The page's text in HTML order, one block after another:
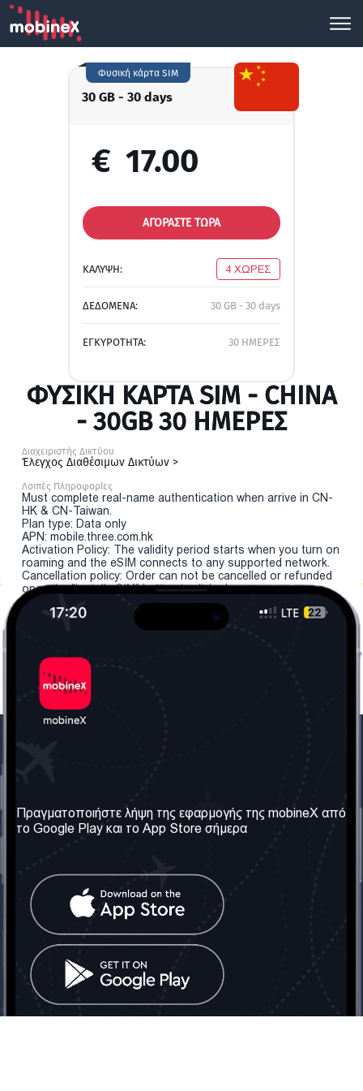
30 GB - 30 days
Φυσική κάρτα SIM
€ 17.00
ΑΓΟΡΑΣΤΕ ΤΩΡΑ
ΚΑΛΥΨΗ: 4 ΧΩΡΕΣ
ΔΕΔΟΜΕΝΑ: 30 GB - 30 days
ΕΓΚΥΡΟΤΗΤΑ: 30 ΗΜΕΡΕΣ
ΦΥΣΙΚΉ ΚΆΡΤΑ SIM - CHINA
- 30GB 30 ΗΜΕΡΕΣ
Διαχειριστής Δικτύου
Έλεγχος Διαθέσιμων Δικτύων >
Λοιπές Πληροφορίες
Must complete real-name authentication when arrive in CN-
HK & CN-Taiwan.
Plan type: Data only
APN: mobile.three.com.hk
Activation Policy: The validity period starts when you turn on
roaming and the eSIM connects to any supported network.
Cancellation policy: Order can not be cancelled or refunded
once the "install eSIM" button is clicked.
Σχετικά με εμάς
Οι Υπηρεσίες μας
Όροι & Προϋποθέσεις
Πολιτική Απορρήτου
Επικοινωνήστε μαζί μας
Ηνωμένο Βασίλειο: Λονδίνο
Τηλ: +442030340050
info@mobinex.com
Επικοινωνήστε μαζί μας
Κοινωνικά Δίκτυα
Πραγματοποιήστε λήψη της εφαρμογής της mobineX από
το Google Play και το App Store σήμερα